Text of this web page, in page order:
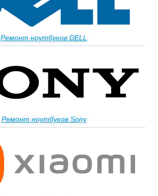
Ремонт ноутбуков DELL
Ремонт ноутбуков Sony